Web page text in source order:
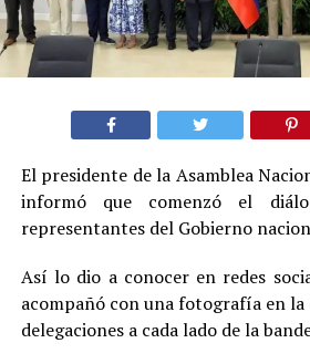
El presidente de la Asamblea
informó que comenzó el
representantes del Gobierno
Así lo dio a conocer en redes
acompañó con una fotografía en la
delegaciones a cada lado de la